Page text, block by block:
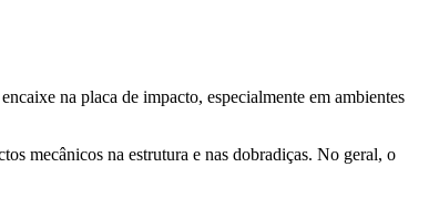
na placa de impacto, especialmente em ambientes
mecânicos na estrutura e nas dobradiças. No geral, o